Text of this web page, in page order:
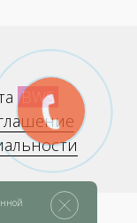
BWS